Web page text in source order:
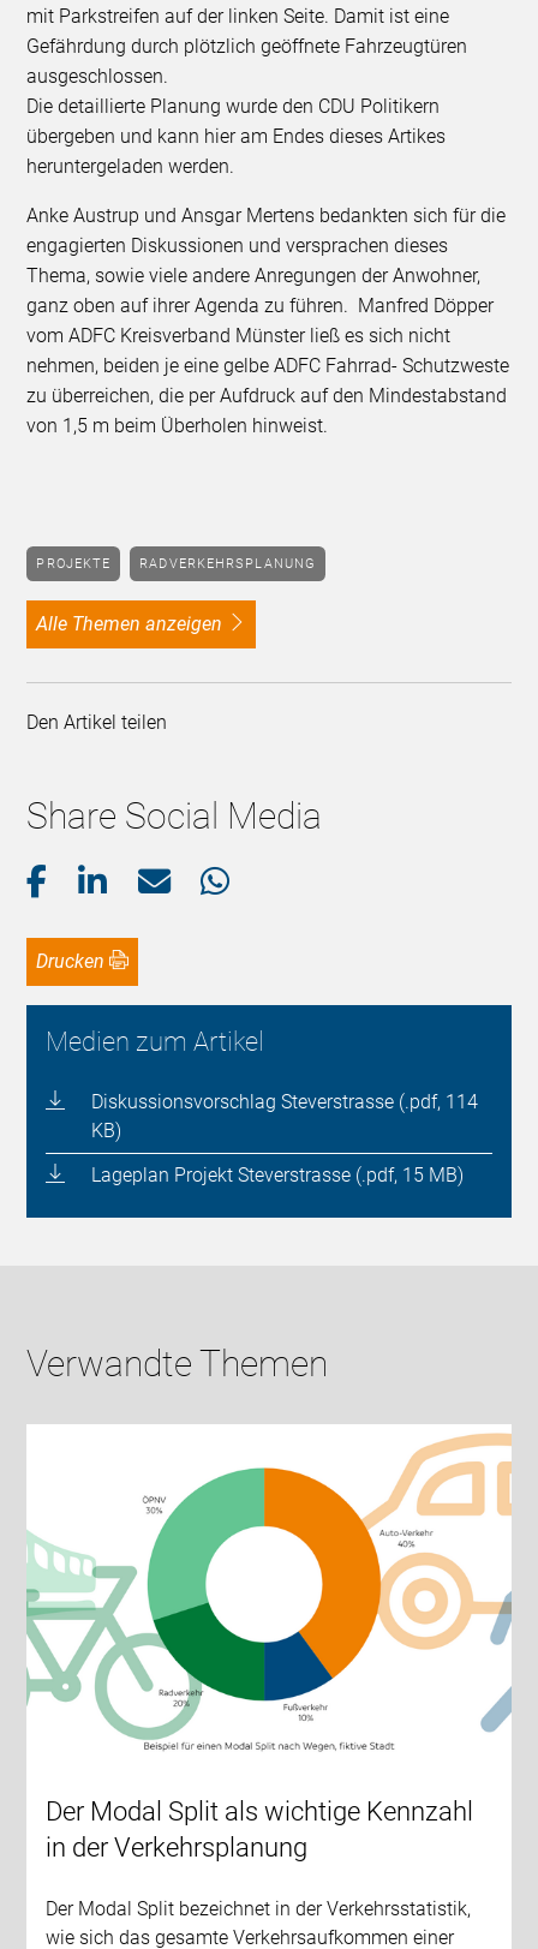
mit Parkstreifen auf der linken Seite. Damit ist eine
Gefährdung durch plötzlich geöffnete Fahrzeugtüren
ausgeschlossen.
Die detaillierte Planung wurde den CDU Politikern
übergeben und kann hier am Endes dieses Artikes
heruntergeladen werden.
Anke Austrup und Ansgar Mertens bedankten sich für die
engagierten Diskussionen und versprachen dieses
Thema, sowie viele andere Anregungen der Anwohner,
ganz oben auf ihrer Agenda zu führen. Manfred Döpper
vom ADFC Kreisverband Münster ließ es sich nicht
nehmen, beiden je eine gelbe ADFC Fahrrad- Schutzweste
zu überreichen, die per Aufdruck auf den Mindestabstand
von 1,5 m beim Überholen hinweist.
PROJEKTE RADVERKEHRSPLANUNG
alle Themen anzeigen
Den Artikel teilen
Share Social Media
Drucken
Medien zum Artikel
Diskussionsvorschlag Steverstrasse (.pdf, 114
KB)
Lageplan Projekt Steverstrasse (.pdf, 15 MB)
Verwandte Themen
Der Modal Split als wichtige Kennzahl
in der Verkehrsplanung
Der Modal Split bezeichnet in der Verkehrsstatistik,
wie sich das gesamte Verkehrsaufkommen einer